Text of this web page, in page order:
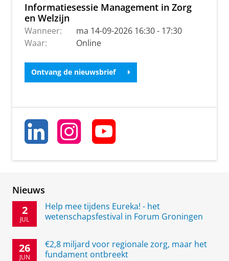
Informatiesessie Management in Zorg
en Welzijn
Wanneer:
ma 14-09-2026 16:30 - 17:30
Waar:
Online
Ontvang de nieuwsbrief
Nieuws
2
JUL
Help mee tijdens Eureka! - het
wetenschapsfestival in Forum Groningen
26
JUN
€2,8 miljard voor regionale zorg, maar het
fundament ontbreekt